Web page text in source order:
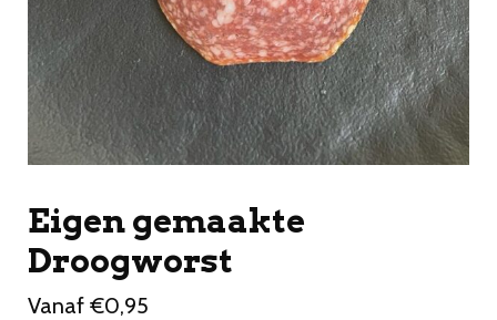
Eigen gemaakte
Droogworst
Vanaf €0,95